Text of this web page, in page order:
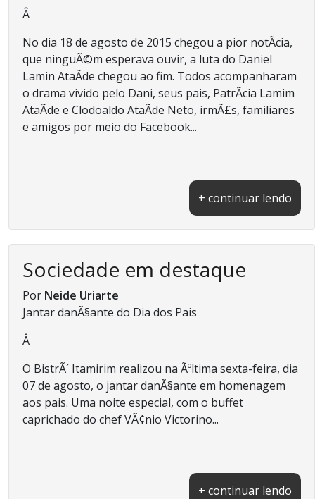
Â
No dia 18 de agosto de 2015 chegou a pior notÃ­cia,
que ninguÃ©m esperava ouvir, a luta do Daniel
Lamin AtaÃ­de chegou ao fim. Todos acompanharam
o drama vivido pelo Dani, seus pais, PatrÃ­cia Lamim
AtaÃ­de e Clodoaldo AtaÃ­de Neto, irmÃ£s, familiares
e amigos por meio do Facebook...
+ continuar lendo
Sociedade em destaque
Por Neide Uriarte
Jantar danÃ§ante do Dia dos Pais
Â
O BistrÃ´ Itamirim realizou na Ãºltima sexta-feira, dia
07 de agosto, o jantar danÃ§ante em homenagem
aos pais. Uma noite especial, com o buffet
caprichado do chef VÃ¢nio Victorino...
+ continuar lendo